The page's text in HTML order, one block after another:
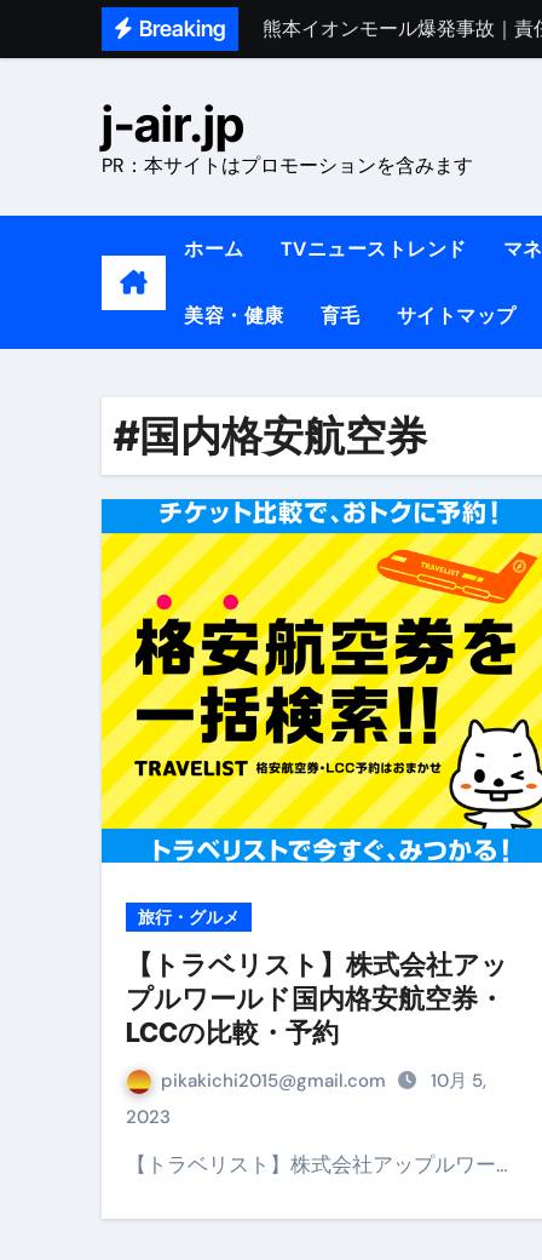
Breaking
熊本イオンモール爆発事故｜責
【医者が教える】本当に痩せる
中町綾が2週間で3.5kg痩せた
【医者が解説】このふくらはぎ
【美容】ダイエットに対する私
【1日ダイエットルーティン】
『葬送のフリーレン』の学び｜
リサイクル業者の無料回収・
山梨県震度6弱と富士山噴火の
青森県震度6とベネゼエラM7級
Cookie同意管理ツール「
金融ブラックでも毎日「ビット
【輸入消費税】輸入に消費税は
この動画は国にすぐ消されま
アフィリエイト【稼げるキー
【必見】融資受けるなら”コレ”
弁護士が教える「投資詐欺」
【PR】フリーランス必見！入
j-air.jp
PR：本サイトはプロモーションを含みます
ホーム TVニューストレンド マ
美容・健康 育毛 サイトマップ
#国内格安航空券
旅行・グルメ
【トラベリスト】株式会社アッ
プルワールド国内格安航空券・
LCCの比較・予約
pikakichi2015@gmail.com
10月 5,
2023
【トラベリスト】株式会社アップルワー…